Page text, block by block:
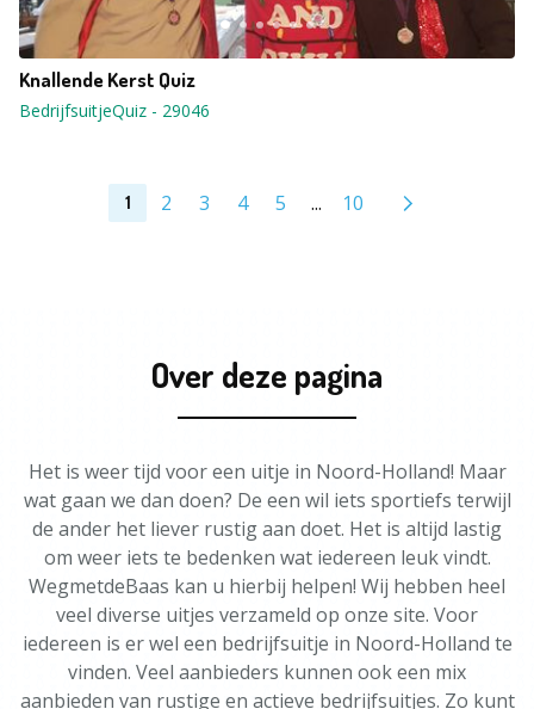
Knallende Kerst Quiz
BedrijfsuitjeQuiz - 29046
1 2 3 4 5 ... 10
Over deze pagina
Het is weer tijd voor een uitje in Noord-Holland! Maar
wat gaan we dan doen? De een wil iets sportiefs terwijl
de ander het liever rustig aan doet. Het is altijd lastig
om weer iets te bedenken wat iedereen leuk vindt.
WegmetdeBaas kan u hierbij helpen! Wij hebben heel
veel diverse uitjes verzameld op onze site. Voor
iedereen is er wel een bedrijfsuitje in Noord-Holland te
vinden. Veel aanbieders kunnen ook een mix
aanbieden van rustige en actieve bedrijfsuitjes. Zo kunt